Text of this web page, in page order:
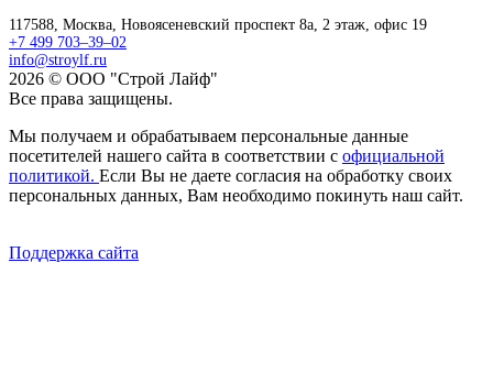
117588, Москва, Новоясеневский проспект 8а, 2 этаж, офис 19
+7 499 703–39–02
info@stroylf.ru
2026 © ООО "Строй Лайф"
Все права защищены.
Мы получаем и обрабатываем персональные данные
посетителей нашего сайта в соответствии с официальной
политикой. Если Вы не даете согласия на обработку своих
персональных данных, Вам необходимо покинуть наш сайт.
Поддержка сайта